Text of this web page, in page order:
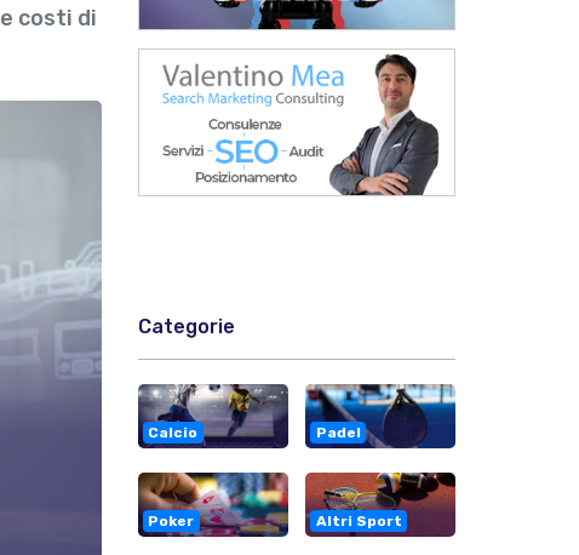
costi di
Categorie
Calcio Padel
Poker Altri Sport